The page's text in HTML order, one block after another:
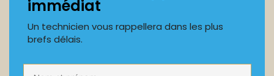
immédiat
Un technicien vous rappellera dans les plus
brefs délais.